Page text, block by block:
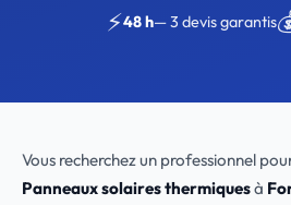
⚡48 h— 3 devis garantis
Vous recherchez un professionnel
Panneaux solaires thermiquesà